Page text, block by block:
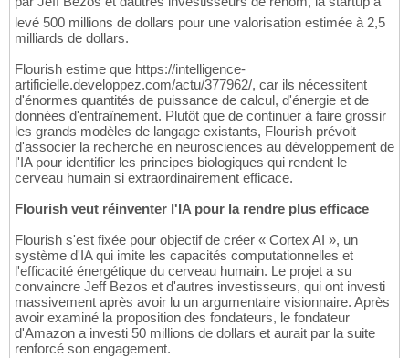
levé 500 millions de dollars pour une valorisation estimée à 2,5
milliards de dollars.
Flourish estime que https://intelligence-
artificielle.developpez.com/actu/377962/, car ils nécessitent
d'énormes quantités de puissance de calcul, d'énergie et de
données d'entraînement. Plutôt que de continuer à faire grossir
les grands modèles de langage existants, Flourish prévoit
d'associer la recherche en neurosciences au développement de
l'IA pour identifier les principes biologiques qui rendent le
cerveau humain si extraordinairement efficace.
Flourish veut réinventer l'IA pour la rendre plus efficace
Flourish s'est fixée pour objectif de créer « Cortex AI », un
système d'IA qui imite les capacités computationnelles et
l'efficacité énergétique du cerveau humain. Le projet a su
convaincre Jeff Bezos et d'autres investisseurs, qui ont investi
massivement après avoir lu un argumentaire visionnaire. Après
avoir examiné la proposition des fondateurs, le fondateur
d'Amazon a investi 50 millions de dollars et aurait par la suite
renforcé son engagement.